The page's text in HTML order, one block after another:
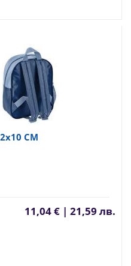
СМ
11,04 € | 21,59 лв.